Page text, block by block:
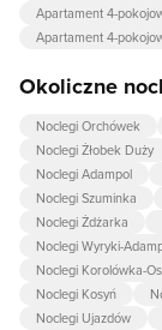
Apartament 4-
Apartament 4-
Okoliczne
Noclegi Orchówek
Noclegi Żłobek Duży
Noclegi Adampol
Noclegi Szuminka
Noclegi Żdżarka
Noclegi Wyryki-
Noclegi Korolówka-
Noclegi Kosyń
Noclegi Ujazdów